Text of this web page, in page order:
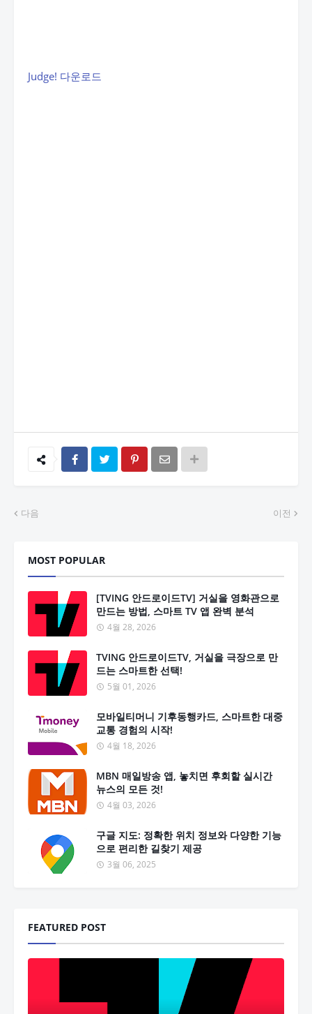
Judge! 다운로드
다음 이전
MOST POPULAR
[TVING 안드로이드TV] 거실을 영화관으로
만드는 방법, 스마트 TV 앱 완벽 분석
4월 28, 2026
TVING 안드로이드TV, 거실을 극장으로 만
드는 스마트한 선택!
5월 01, 2026
모바일티머니 기후동행카드, 스마트한 대중
교통 경험의 시작!
4월 18, 2026
MBN 매일방송 앱, 놓치면 후회할 실시간
뉴스의 모든 것!
4월 03, 2026
구글 지도: 정확한 위치 정보와 다양한 기능
으로 편리한 길찾기 제공
3월 06, 2025
FEATURED POST